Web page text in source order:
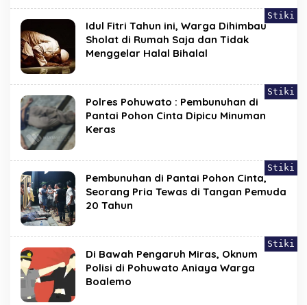
Idul Fitri Tahun ini, Warga Dihimbau
Sholat di Rumah Saja dan Tidak
Menggelar Halal Bihalal
Stiki
Polres Pohuwato : Pembunuhan di
Pantai Pohon Cinta Dipicu Minuman
Keras
Stiki
Pembunuhan di Pantai Pohon Cinta,
Seorang Pria Tewas di Tangan Pemuda
20 Tahun
Stiki
Di Bawah Pengaruh Miras, Oknum
Polisi di Pohuwato Aniaya Warga
Boalemo
Stiki